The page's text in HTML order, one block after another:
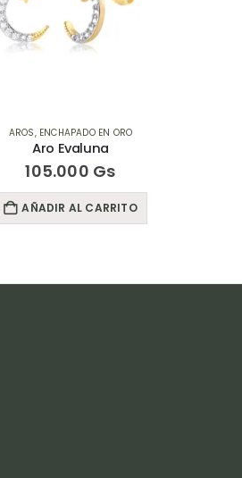
AROS, ENCHAPADO EN ORO
Aro Evaluna
105.000 Gs
AÑADIR AL CARRITO